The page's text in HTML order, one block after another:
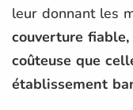
leur donnant les
couverture
coûteuse que
établissement